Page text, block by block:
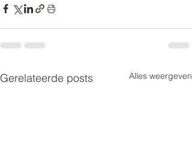
Gerelateerde posts Alles weergeven